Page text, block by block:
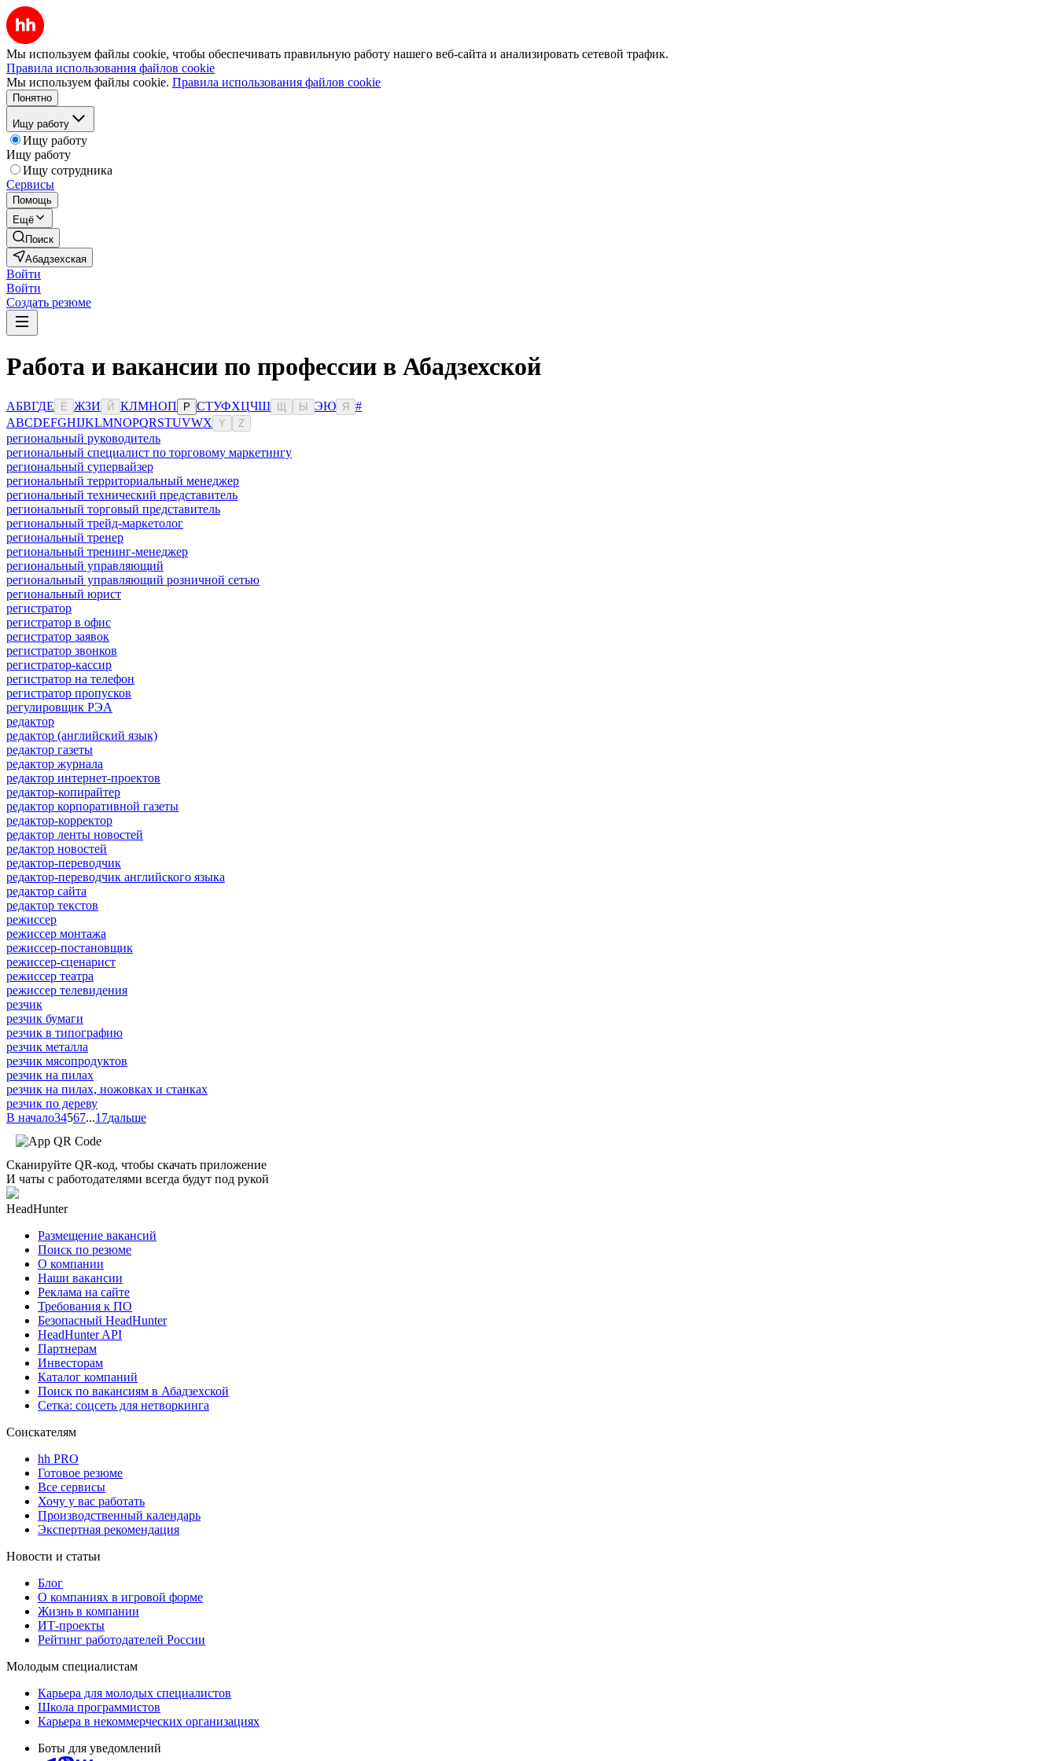
Мы используем файлы cookie, чтобы обеспечивать правильную работу нашего веб-сайта и анализировать сетевой трафик.
Правила использования файлов cookie
Мы используем файлы cookie. Правила использования файлов cookie
Понятно
Ищу работу
Ищу работу
Ищу работу
Ищу сотрудника
Сервисы
Помощь
Ещё
Поиск
Абадзехская
Войти
Войти
Создать резюме
Работа и вакансии по профессии в Абадзехской
АБВГДЕ Ё ЖЗИ Й КЛМНОП Р СТУФХЦЧШ Ы ЭЮ Я
#
ABCDEFGHIJKLMNOPQRSTUVWX Y Z
региональный руководитель
региональный специалист по торговому маркетингу
региональный супервайзер
региональный территориальный менеджер
региональный технический представитель
региональный торговый представитель
региональный трейд-маркетолог
региональный тренер
региональный тренинг-менеджер
региональный управляющий
региональный управляющий розничной сетью
региональный юрист
регистратор
регистратор в офис
регистратор заявок
регистратор звонков
регистратор-кассир
регистратор на телефон
регистратор пропусков
регулировщик РЭА
редактор
редактор (английский язык)
редактор газеты
редактор журнала
редактор интернет-проектов
редактор-копирайтер
редактор корпоративной газеты
редактор-корректор
редактор ленты новостей
редактор новостей
редактор-переводчик
редактор-переводчик английского языка
редактор сайта
редактор текстов
режиссер
режиссер монтажа
режиссер-постановщик
режиссер-сценарист
режиссер театра
режиссер телевидения
резчик
резчик бумаги
резчик в типографию
резчик металла
резчик мясопродуктов
резчик на пилах
резчик на пилах, ножовках и станках
резчик по дереву
В начало34567...17дальше
Сканируйте QR-код, чтобы скачать приложение
И чаты с работодателями всегда будут под рукой
HeadHunter
Размещение вакансий
Поиск по резюме
О компании
Наши вакансии
Реклама на сайте
Требования к ПО
Безопасный HeadHunter
HeadHunter API
Партнерам
Инвесторам
Каталог компаний
Поиск по вакансиям в Абадзехской
Сетка: соцсеть для нетворкинга
Соискателям
hh PRO
Готовое резюме
Все сервисы
Хочу у вас работать
Производственный календарь
Экспертная рекомендация
Новости и статьи
Блог
О компаниях в игровой форме
Жизнь в компании
ИТ-проекты
Рейтинг работодателей России
Молодым специалистам
Карьера для молодых специалистов
Школа программистов
Карьера в некоммерческих организациях
Боты для уведомлений